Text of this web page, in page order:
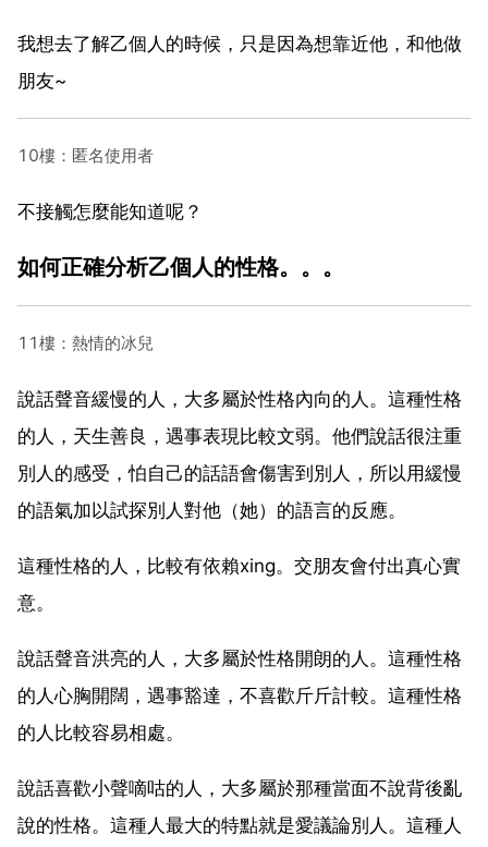
我想去了解乙個人的時候，只是因為想靠近他，和他做
朋友~
10樓：匿名使用者
不接觸怎麼能知道呢？
如何正確分析乙個人的性格。。。
11樓：熱情的冰兒
說話聲音緩慢的人，大多屬於性格內向的人。這種性格
的人，天生善良，遇事表現比較文弱。他們說話很注重
別人的感受，怕自己的話語會傷害到別人，所以用緩慢
的語氣加以試探別人對他（她）的語言的反應。
這種性格的人，比較有依賴xing。交朋友會付出真心實
意。
說話聲音洪亮的人，大多屬於性格開朗的人。這種性格
的人心胸開闊，遇事豁達，不喜歡斤斤計較。這種性格
的人比較容易相處。
說話喜歡小聲嘀咕的人，大多屬於那種當面不說背後亂
說的性格。這種人最大的特點就是愛議論別人。這種人